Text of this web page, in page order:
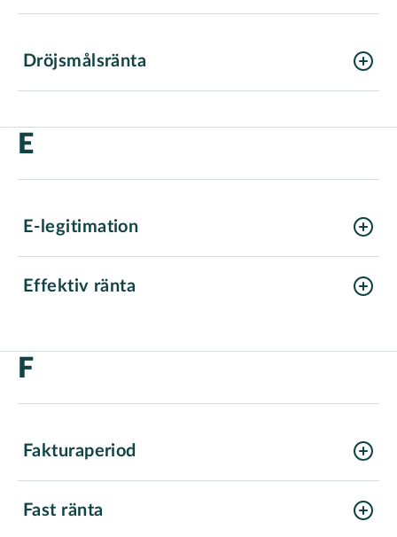
Dröjsmålsränta
E
E-legitimation
Effektiv ränta
F
Fakturaperiod
Fast ränta